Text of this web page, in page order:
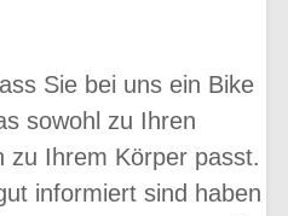
Sie bei uns ein Bike
sowohl zu Ihren
zu Ihrem Körper passt.
informiert sind haben